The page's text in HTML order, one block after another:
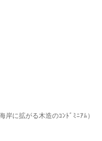
に拡がる木造のｺﾝﾄﾞﾐﾆｱﾑ）